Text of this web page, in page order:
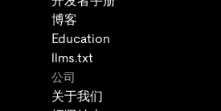
博客
Education
llms.txt
公司
关于我们